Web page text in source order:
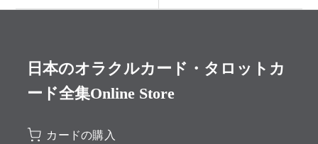
日本のオラクルカード・タロットカ
ード全集Online Store
カードの購入